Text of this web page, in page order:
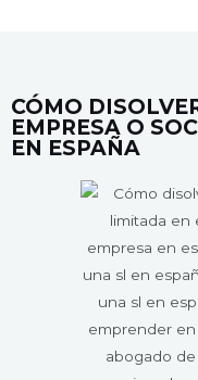
CÓMO
EMPRESA O
EN ESPAÑA